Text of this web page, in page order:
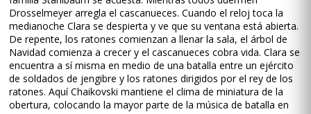
Drosselmeyer arregla el cascanueces. Cuando el reloj toca la
medianoche Clara se despierta y ve que su ventana está abierta.
De repente, los ratones comienzan a llenar la sala, el árbol de
Navidad comienza a crecer y el cascanueces cobra vida. Clara se
encuentra a sí misma en medio de una batalla entre un ejército
de soldados de jengibre y los ratones dirigidos por el rey de los
ratones. Aquí Chaikovski mantiene el clima de miniatura de la
obertura, colocando la mayor parte de la música de batalla en